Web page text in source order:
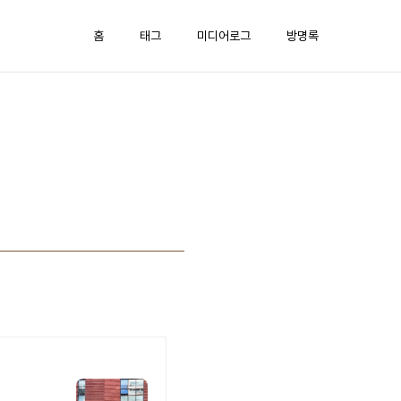
홈 태그 미디어로그 방명록